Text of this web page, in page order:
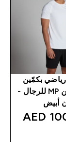
بكمّين
قصيرين من MP للرجال -
أبيض